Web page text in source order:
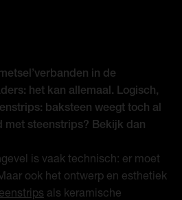
in de
het kan allemaal. Logisch,
baksteen weegt toch al
met steenstrips? Bekijk dan
is vaak technisch: er moet
ook het ontwerp en esthetiek
als keramische